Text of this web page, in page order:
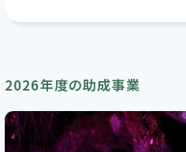
2026年度の助成事業